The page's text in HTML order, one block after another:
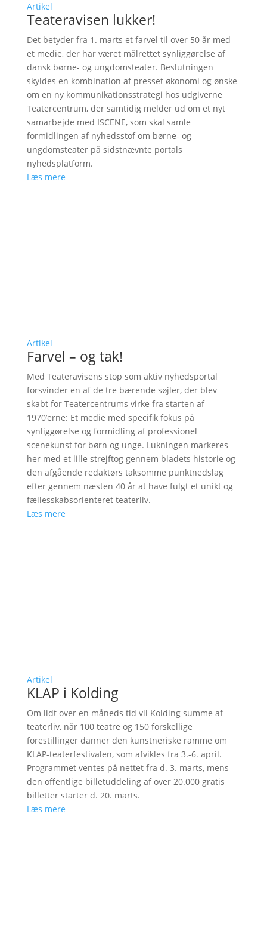
Artikel
Teateravisen lukker!
Det betyder fra 1. marts et farvel til over 50 år med
et medie, der har været målrettet synliggørelse af
dansk børne- og ungdomsteater. Beslutningen
skyldes en kombination af presset økonomi og ønske
om en ny kommunikationsstrategi hos udgiverne
Teatercentrum, der samtidig melder ud om et nyt
samarbejde med ISCENE, som skal samle
formidlingen af nyhedsstof om børne- og
ungdomsteater på sidstnævnte portals
nyhedsplatform.
Læs mere
Artikel
Farvel – og tak!
Med Teateravisens stop som aktiv nyhedsportal
forsvinder en af de tre bærende søjler, der blev
skabt for Teatercentrums virke fra starten af
1970’erne: Et medie med specifik fokus på
synliggørelse og formidling af professionel
scenekunst for børn og unge. Lukningen markeres
her med et lille strejftog gennem bladets historie og
den afgående redaktørs taksomme punktnedslag
efter gennem næsten 40 år at have fulgt et unikt og
fællesskabsorienteret teaterliv.
Læs mere
Artikel
KLAP i Kolding
Om lidt over en måneds tid vil Kolding summe af
teaterliv, når 100 teatre og 150 forskellige
forestillinger danner den kunstneriske ramme om
KLAP-teaterfestivalen, som afvikles fra 3.-6. april.
Programmet ventes på nettet fra d. 3. marts, mens
den offentlige billetuddeling af over 20.000 gratis
billetter starter d. 20. marts.
Læs mere